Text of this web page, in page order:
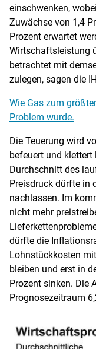
einschwenken,
Zuwächse von 1,4
Prozent erwartet
Wirtschaftsleistung
betrachtet mit
zulegen, sagen die
Wie Gas zum
Problem wurde.
Die Teuerung wird
befeuert und klettert
Durchschnitt des
Preisdruck dürfte in
nachlassen. Im
nicht mehr
dürfte die
Lohnstückkosten
bleiben und erst in
Prozent sinken. Die
Prognosezeitraum